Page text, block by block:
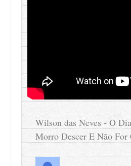
Wilson das Neves - O
Morro Descer E Não For